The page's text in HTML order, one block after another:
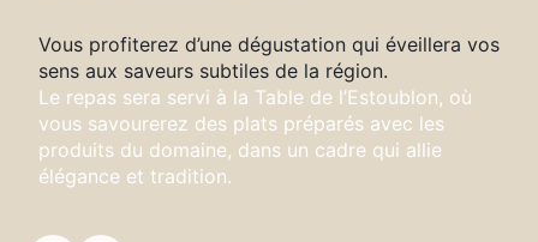
Vous profiterez d’une dégustation qui éveillera vos
sens aux saveurs subtiles de la région.
Le repas sera servi à la Table de l’Estoublon, où
vous savourerez des plats préparés avec les
produits du domaine, dans un cadre qui allie
élégance et tradition.